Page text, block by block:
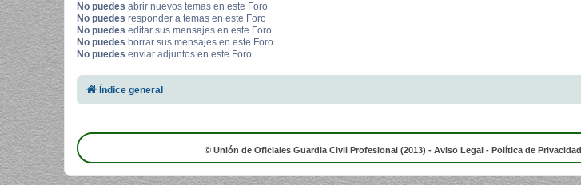
No puedes abrir nuevos temas en este Foro
No puedes responder a temas en este Foro
No puedes editar sus mensajes en este Foro
No puedes borrar sus mensajes en este Foro
No puedes enviar adjuntos en este Foro
Índice general
© Unión de Oficiales Guardia Civil Profesional (2013) - Aviso Legal - Política de Privacidad